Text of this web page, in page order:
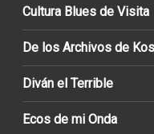
Cultura Blues de Visita
De los Archivos de
Diván el Terrible
Ecos de mi Onda